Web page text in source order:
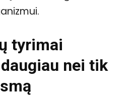
tyrimai
nei tik